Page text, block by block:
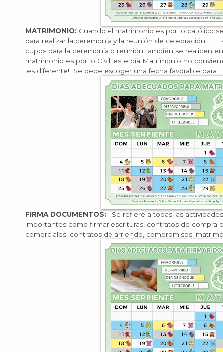
MATRIMONIO: Cuando el matrimonio es por lo católico
para realizar la ceremonia y la reunión de celebración.
cupos para la ceremonia o reunión también se realicen
matrimonio es por lo Civil, este día Matrimonio no
¡es diferente! Se debe escoger una fecha favorable para
FIRMA DOCUMENTOS: Se refiere a todas las
importantes como firmar escrituras, contratos de compra
comerciales, contratos de arriendo, compromisos,